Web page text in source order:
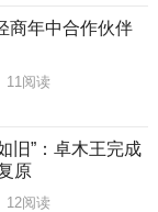
商年中合作伙伴
11阅读
旧”：卓木王完成
原
12阅读